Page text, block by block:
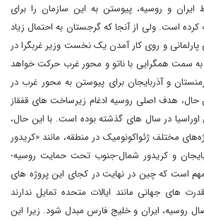
و روسیه، پیوستن به این سازمان را برای
کرده است. ولی از آنجا که گرجستان به احتمال زیاد
پارلمانی و روی کار آمدن یک نخست وزیر غربگرا در
به سمت همگرایی با ناتو و محور غرب حرکت خواهد
و آذربایجان برای پیوستن به محور غرب در
حال، هدف اصلی روسیه ادغام زیرساخت های قفقاز
در سال های گذشته بوده است. با این حال،
مختلف ژئواکونومیک در منطقه، مانند «کریدور
و کریدور شمال-جنوب تحت حمایت روسیه-
مهم است که چین در نهایت در کجای این پروژه های
های جهانی مانند ایالات متحده تمایل ندارند
روسیه، ایران و خلیج فارس مبدل شود. زیرا این